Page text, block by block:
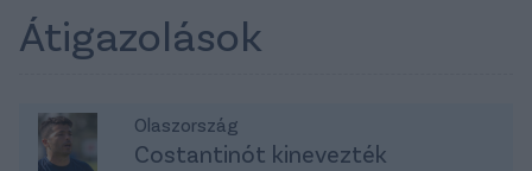
Átigazolások
Olaszország
Costantinót kinevezték